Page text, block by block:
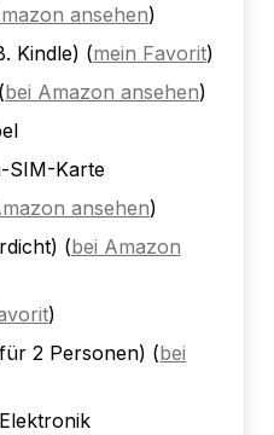
ansehen)
Kindle) (mein Favorit)
(bei Amazon ansehen)
SIM-Karte
ansehen)
(bei Amazon
)
2 Personen) (bei